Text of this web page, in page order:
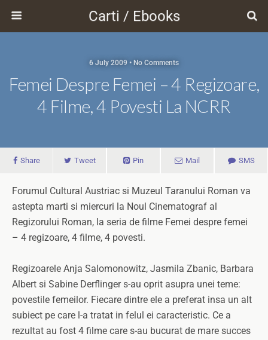
Carti / Ebooks
6 July 2009 • No Comments
Femei Despre Femei – 4 Regizoare,
4 Filme, 4 Povesti La NCRR
Share Tweet Pin Mail SMS
Forumul Cultural Austriac si Muzeul Taranului Roman va
astepta marti si miercuri la Noul Cinematograf al
Regizorului Roman, la seria de filme Femei despre femei
– 4 regizoare, 4 filme, 4 povesti.
Regizoarele Anja Salomonowitz, Jasmila Zbanic, Barbara
Albert si Sabine Derflinger s-au oprit asupra unei teme:
povestile femeilor. Fiecare dintre ele a preferat insa un alt
subiect pe care l-a tratat in felul ei caracteristic. Ce a
rezultat au fost 4 filme care s-au bucurat de mare succes